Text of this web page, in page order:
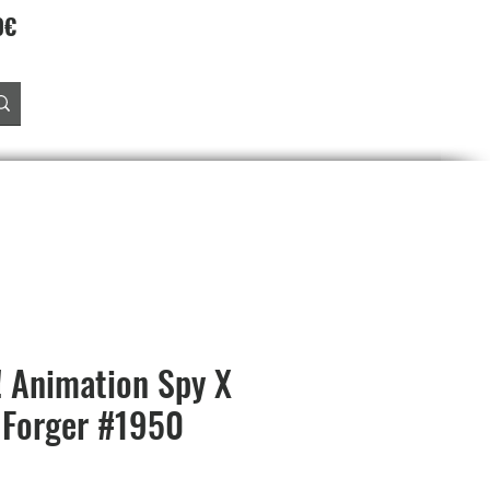
Animation Spy X
#1950